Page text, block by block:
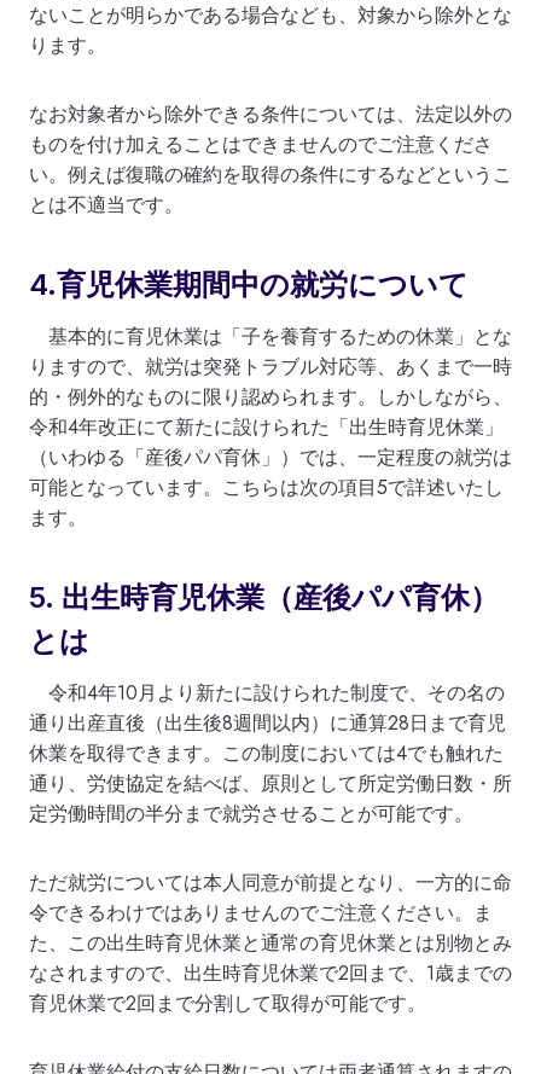
ないことが明らかである場合なども、対象から除外とな
ります。
なお対象者から除外できる条件については、法定以外の
ものを付け加えることはできませんのでご注意くださ
い。例えば復職の確約を取得の条件にするなどというこ
とは不適当です。
4.育児休業期間中の就労について
基本的に育児休業は「子を養育するための休業」とな
りますので、就労は突発トラブル対応等、あくまで一時
的・例外的なものに限り認められます。しかしながら、
令和4年改正にて新たに設けられた「出生時育児休業」
（いわゆる「産後パパ育休」）では、一定程度の就労は
可能となっています。こちらは次の項目5で詳述いたし
ます。
5. 出生時育児休業（産後パパ育休）
とは
令和4年10月より新たに設けられた制度で、その名の
通り出産直後（出生後8週間以内）に通算28日まで育児
休業を取得できます。この制度においては4でも触れた
通り、労使協定を結べば、原則として所定労働日数・所
定労働時間の半分まで就労させることが可能です。
ただ就労については本人同意が前提となり、一方的に命
令できるわけではありませんのでご注意ください。ま
た、この出生時育児休業と通常の育児休業とは別物とみ
なされますので、出生時育児休業で2回まで、1歳までの
育児休業で2回まで分割して取得が可能です。